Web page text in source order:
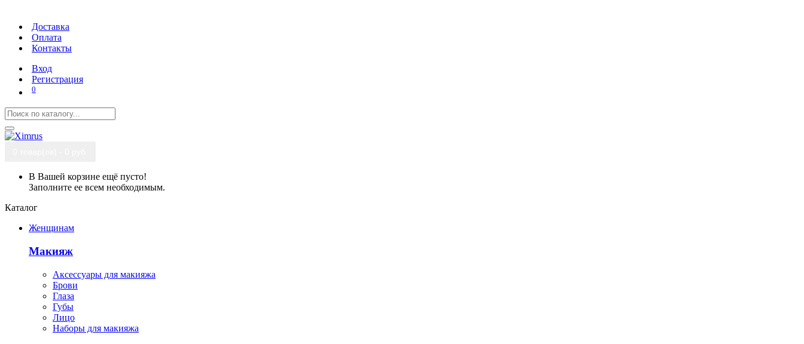
Доставка
Оплата
Контакты
Вход
Регистрация
0
В Вашей корзине ещё пусто!
Заполните ее всем необходимым.
Каталог
Женщинам
Макияж
Аксессуары для макияжа
Брови
Глаза
Губы
Лицо
Наборы для макияжа